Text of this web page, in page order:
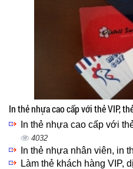
In thẻ nhựa cao cấp với thẻ VIP,
In thẻ nhựa cao cấp với
4032
In thẻ nhựa nhân viên, in
Làm thẻ khách hàng VIP,